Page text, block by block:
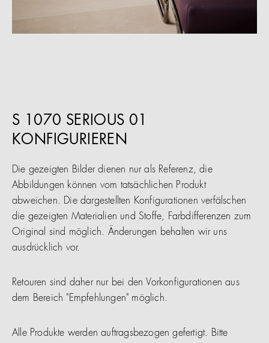
S 1070 SERIOUS 01
KONFIGURIEREN
Die gezeigten Bilder dienen nur als Referenz, die
Abbildungen können vom tatsächlichen Produkt
abweichen. Die dargestellten Konfigurationen verfälschen
die gezeigten Materialien und Stoffe, Farbdifferenzen zum
Original sind möglich. Änderungen behalten wir uns
ausdrücklich vor.
Retouren sind daher nur bei den Vorkonfigurationen aus
dem Bereich "Empfehlungen" möglich.
Alle Produkte werden auftragsbezogen gefertigt. Bitte